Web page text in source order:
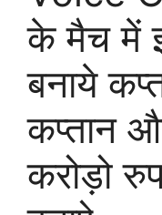
के मैच में
बनाये
कप्तान
करोड़ो